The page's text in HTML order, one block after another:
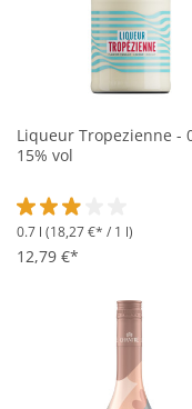
Liqueur Tropezienne -
15% vol
Durchschnittliche
0.7 l (18,27 €* / 1 l)
12,79 €*